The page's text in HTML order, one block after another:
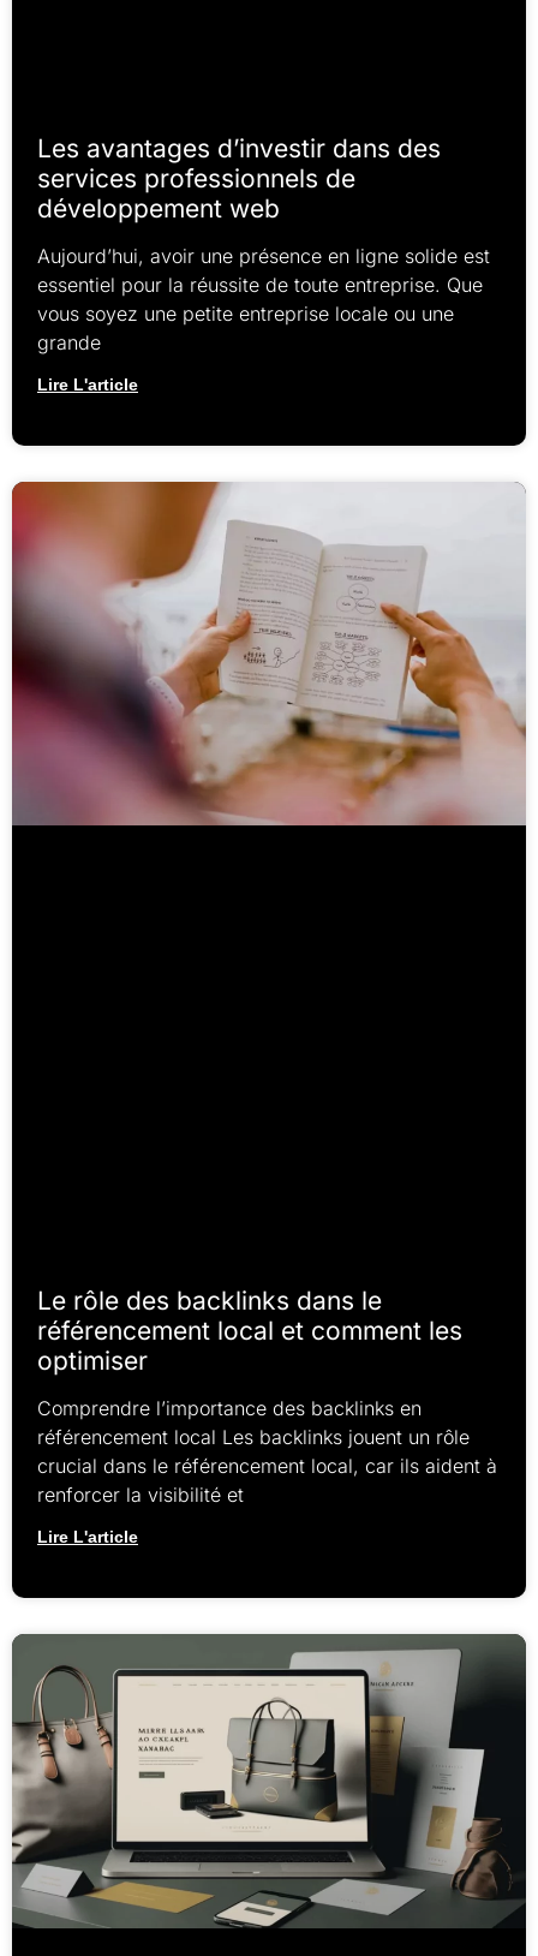
Les avantages d’investir dans des
services professionnels de
développement web
Aujourd’hui, avoir une présence en ligne solide est
essentiel pour la réussite de toute entreprise. Que
vous soyez une petite entreprise locale ou une
grande
Lire L'article
Le rôle des backlinks dans le
référencement local et comment les
optimiser
Comprendre l’importance des backlinks en
référencement local Les backlinks jouent un rôle
crucial dans le référencement local, car ils aident à
renforcer la visibilité et
Lire L'article